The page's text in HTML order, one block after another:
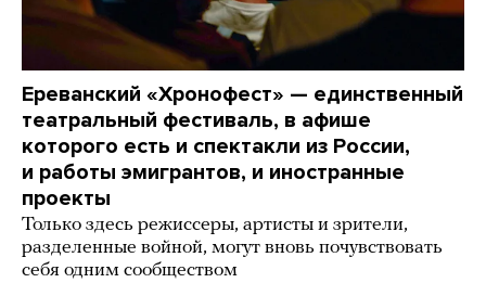
Ереванский «Хронофест» — единственный
театральный фестиваль, в афише
которого есть и спектакли из России,
и работы эмигрантов, и иностранные
проекты
Только здесь режиссеры, артисты и зрители,
разделенные войной, могут вновь почувствовать
себя одним сообществом